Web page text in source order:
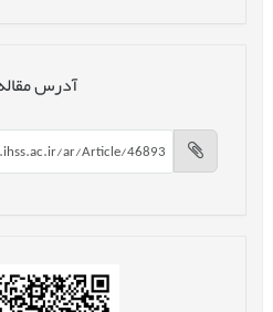
آدرس مقاله